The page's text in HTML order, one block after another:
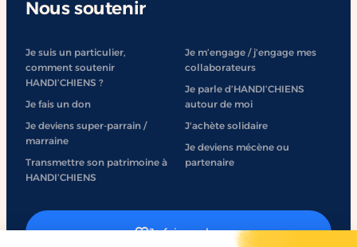
Nous soutenir
Je suis un particulier,
comment soutenir
HANDI’CHIENS ?
Je fais un don
Je deviens super-parrain /
marraine
Transmettre son patrimoine à
HANDI’CHIENS
Je m’engage / j’engage mes
collaborateurs
Je parle d’HANDI’CHIENS
autour de moi
J'achète solidaire
Je deviens mécène ou
partenaire
Je fais un don